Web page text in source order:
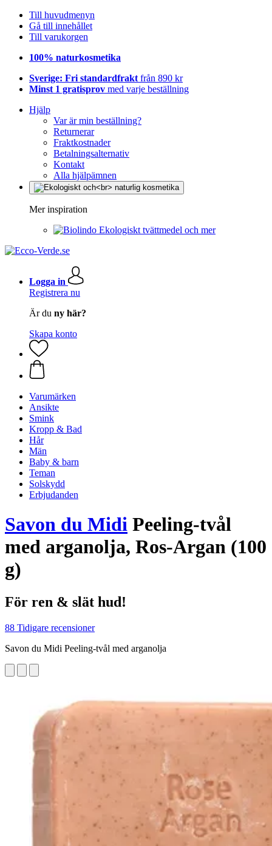
Till huvudmenyn
Gå till innehållet
Till varukorgen
100% naturkosmetika
Sverige: Fri standardfrakt från 890 kr
Minst 1 gratisprov med varje beställning
Hjälp
Var är min beställning?
Returnerar
Fraktkostnader
Betalningsalternativ
Kontakt
Alla hjälpämnen
Mer inspiration
Ekologiskt tvättmedel och mer
Logga in
Registrera nu
Är du ny här?
Skapa konto
Varumärken
Ansikte
Smink
Kropp & Bad
Hår
Män
Baby & barn
Teman
Solskydd
Erbjudanden
Savon du Midi Peeling-tvål
med arganolja, Ros-Argan (100
g)
För ren & slät hud!
88 Tidigare recensioner
Savon du Midi Peeling-tvål med arganolja